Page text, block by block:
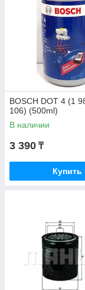
BOSCH DOT 4 (1
106) (500ml)
В наличии
3 390 ₸
Купить